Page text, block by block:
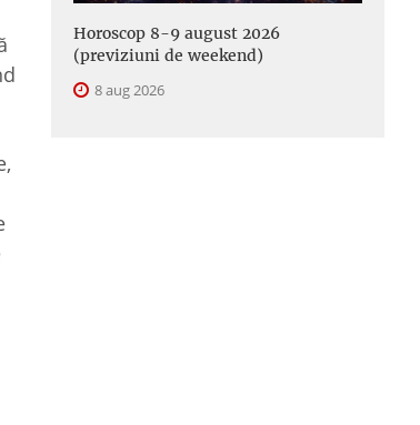
Horoscop 8-9 august 2026
(previziuni de weekend)
8 aug 2026